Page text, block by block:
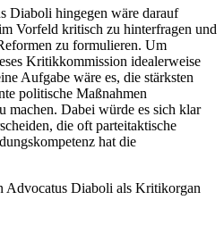
Diaboli hingegen wäre darauf
Vorfeld kritisch zu hinterfragen und
zu formulieren. Um
Kritikkommission idealerweise
Aufgabe wäre es, die stärksten
politische Maßnahmen
machen. Dabei würde es sich klar
die oft parteitaktische
hat die
Advocatus Diaboli als Kritikorgan